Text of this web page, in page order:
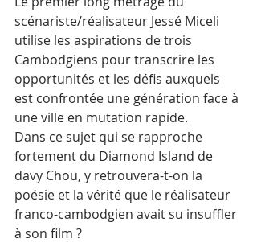
scénariste/réalisateur Jessé Miceli
utilise les aspirations de trois
Cambodgiens pour transcrire les
opportunités et les défis auxquels
est confrontée une génération face à
une ville en mutation rapide.
Dans ce sujet qui se rapproche
fortement du Diamond Island de
davy Chou, y retrouvera-t-on la
poésie et la vérité que le réalisateur
franco-cambodgien avait su insuffler
à son film ?